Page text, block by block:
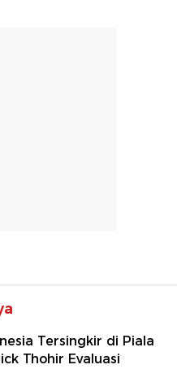
Tersingkir di Piala
Thohir Evaluasi